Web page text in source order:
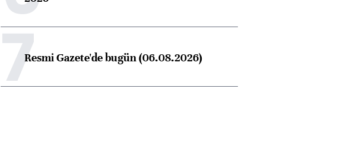
7Resmi Gazete'de bugün (06.08.2026)